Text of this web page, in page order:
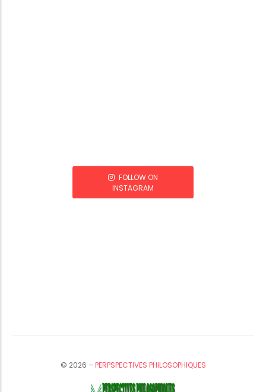
FOLLOW ON
INSTAGRAM
© 2026 –PERPSPECTIVES PHILOSOPHIQUES